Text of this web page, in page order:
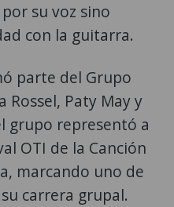
su voz sino
con la guitarra.
parte del Grupo
Rossel, Paty May y
grupo representó a
OTI de la Canción
marcando uno de
carrera grupal.